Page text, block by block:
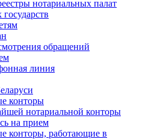
нотариальных палат
обращений
линия
конторы
нотариальной конторы
на прием
конторы, работающие в